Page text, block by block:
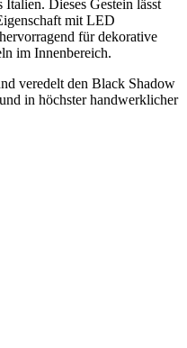
Dieses Gestein lässt
mit LED
für dekorative
im Innenbereich.
veredelt den Black Shadow
in höchster handwerklicher